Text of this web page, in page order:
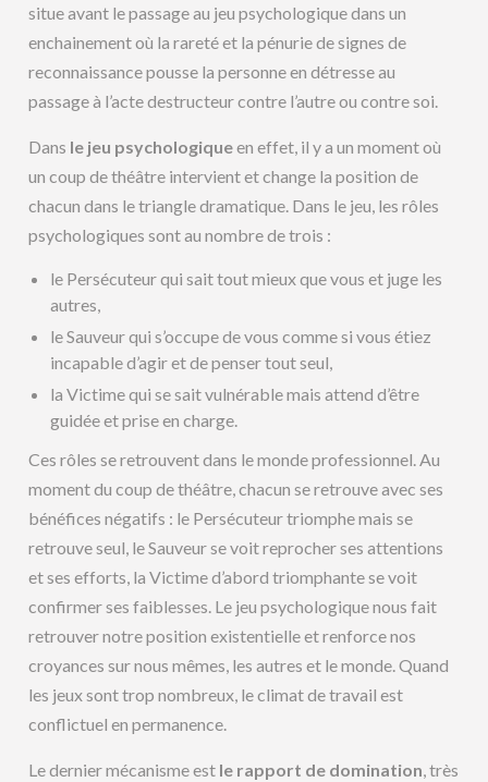
situe avant le passage au jeu psychologique dans un
enchainement où la rareté et la pénurie de signes de
reconnaissance pousse la personne en détresse au
passage à l’acte destructeur contre l’autre ou contre soi.
Dans le jeu psychologiqueen effet, il y a un moment où
un coup de théâtre intervient et change la position de
chacun dans le triangle dramatique. Dans le jeu, les rôles
psychologiques sont au nombre de trois :
le Persécuteur qui sait tout mieux que vous et juge les
autres,
le Sauveur qui s’occupe de vous comme si vous étiez
incapable d’agir et de penser tout seul,
la Victime qui se sait vulnérable mais attend d’être
guidée et prise en charge.
Ces rôles se retrouvent dans le monde professionnel. Au
moment du coup de théâtre, chacun se retrouve avec ses
bénéfices négatifs : le Persécuteur triomphe mais se
retrouve seul, le Sauveur se voit reprocher ses attentions
et ses efforts, la Victime d’abord triomphante se voit
confirmer ses faiblesses. Le jeu psychologique nous fait
retrouver notre position existentielle et renforce nos
croyances sur nous mêmes, les autres et le monde. Quand
les jeux sont trop nombreux, le climat de travail est
conflictuel en permanence.
Le dernier mécanisme est le rapport de domination, très